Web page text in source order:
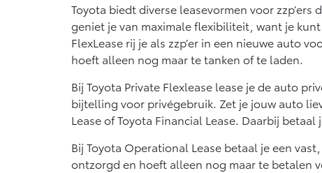
Toyota biedt diverse leasevormen voor
geniet je van maximale flexibiliteit, want je
FlexLease rij je als zzp’er in een nieuwe auto
hoeft alleen nog maar te tanken of te laden.
Bij Toyota Private Flexlease lease je de auto
bijtelling voor privégebruik. Zet je jouw auto
Lease of Toyota Financial Lease. Daarbij
Bij Toyota Operational Lease betaal je een
ontzorgd en hoeft alleen nog maar te betalen